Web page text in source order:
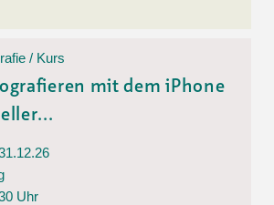
/ Kurs
mit dem iPhone
Uhr